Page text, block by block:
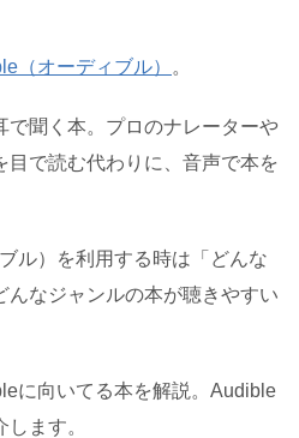
（オーディブル） 。
で聞く本。プロのナレーターや
で読む代わりに、音声で本を
ル）を利用する時は「どんな
んなジャンルの本が聴きやすい
に向いてる本を解説。Audible
ます。